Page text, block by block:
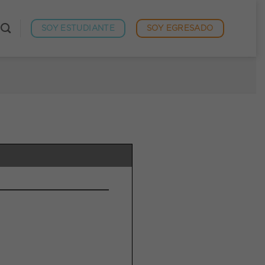
SOY ESTUDIANTE SOY EGRESADO